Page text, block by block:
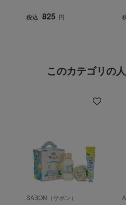
税込 825 円
このカテゴリの
SABON（サボン）